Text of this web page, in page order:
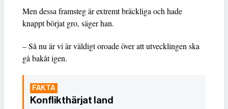
Men dessa framsteg är extremt bräckliga och hade
knappt börjat gro, säger han.
– Så nu är vi är väldigt oroade över att utvecklingen ska
gå bakåt igen.
Konflikthärjat land